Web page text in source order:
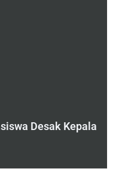
Desak Kepala